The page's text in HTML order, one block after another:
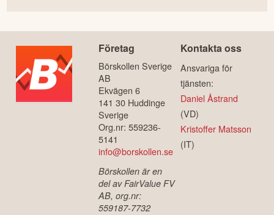
Företag
Börskollen Sverige
AB
Ekvägen 6
141 30 Huddinge
Sverige
Org.nr: 559236-
5141
info@borskollen.se
Börskollen är en
del av FairValue FV
AB, org.nr:
559187-7732
Kontakta oss
Ansvariga för
tjänsten:
Daniel Åstrand
(VD)
Kristoffer Matsson
(IT)